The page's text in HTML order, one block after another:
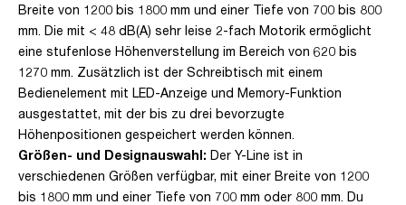
Breite von 1200 bis 1800 mm und einer Tiefe von 700 bis 800
mm. Die mit < 48 dB(A) sehr leise 2-fach Motorik ermöglicht
eine stufenlose Höhenverstellung im Bereich von 620 bis
1270 mm. Zusätzlich ist der Schreibtisch mit einem
Bedienelement mit LED-Anzeige und Memory-Funktion
ausgestattet, mit der bis zu drei bevorzugte
Höhenpositionen gespeichert werden können.
Größen- und Designauswahl: Der Y-Line ist in
verschiedenen Größen verfügbar, mit einer Breite von 1200
bis 1800 mm und einer Tiefe von 700 mm oder 800 mm. Du